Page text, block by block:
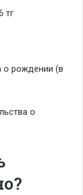
тг
о рождении (в
о